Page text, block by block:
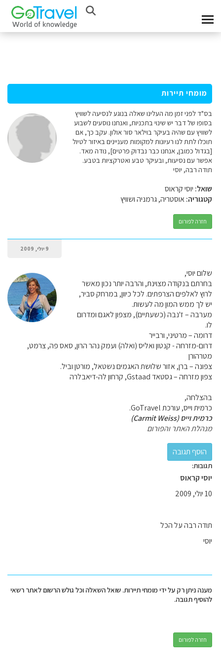
מומחי תיירות
בס"ד לפני זמן מה העלינו שאלה בנוגע לנסיעה לשוויץ
בסופו של דבר יש שינוי בתכניות, ואנחנו נוסעים לשבוע
לשוויץ עם שהיה בעיקר בוילאר סור אולון. עקב כך, אם
תוכלו לתת לנו רעיונות למקומות מעניינים באיזור לטיול
[בגדול כמובן, אנחנו כבר נבדוק פרטים], נודה מאד.
אפשר עם נסיעות, ובעיקר טבע ואטרקציות בטבע.
תודה רבה, יוסי
שואל: יוסי קראוס
קטגוריה:אוסטריה, גרמניה ושוויץ
חזרה לפורום
9 יולי, 2009
שלום יוסי,
בחרתם בנקודה מצוינת, והרבה יותר נכון מאשר
לרוץ לאלפים הצרפתים. לכל כיוון, במרחק סביר,
יש לך ממש המון מה לעשות.
מערבה – ז'נבה (כשעתיים), מצפון לאגם ומדרום
לו.
דרומה – מרטיני, ורבייר
דרום-מזרחה - קנטון ואליס (ואלה) ועמק נהר הרון, סאס פה, צרמט,
מטרהורן
צפונה – ברן, אזור שלושת האגמים נשטאל, מורטן וביל.
צפון מזרחה – גסטאד Gstaad, קרחון לה-דיאבלרה
בהצלחה,
כרמית וייס, עורכת GoTravel.
כרמית וייס (Carmit Weiss)
מנהלת האתר והפורום
תגובות:
יוסי קראוס
10 יולי, 2009
תודה רבה על הכל
יוסי
מענה ניתן רק על ידי מומחי תיירות. שואל השאלה וכל גולש הרשום לאתר רשאי
להוסיף תגובה.
חזרה לפורום